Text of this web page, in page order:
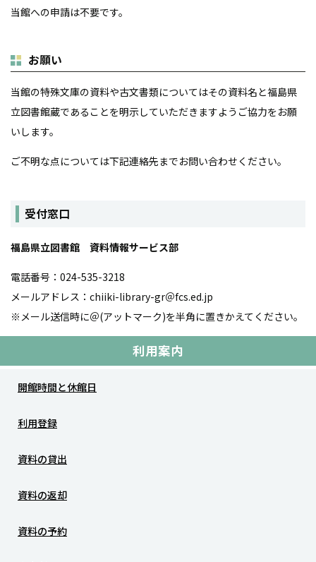
利用案内
開館時間と休館日
利用登録
資料の貸出
資料の返却
資料の予約
当館への申請は不要です。
お願い
当館の特殊文庫の資料や古文書類についてはその資料名と福島県
立図書館蔵であることを明示していただきますようご協力をお願
いします。
ご不明な点については下記連絡先までお問い合わせください。
受付窓口
福島県立図書館 資料情報サービス部
電話番号：024-535-3218
メールアドレス：chiiki-library-gr＠fcs.ed.jp
※メール送信時に＠(アットマーク)を半角に置きかえてください。